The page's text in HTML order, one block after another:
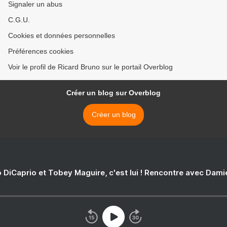
Signaler un abus
C.G.U.
Cookies et données personnelles
Préférences cookies
Voir le profil de Ricard Bruno sur le portail Overblog
Créer un blog sur Overblog
Créer un blog
DiCaprio et Tobey Maguire, c'est lui ! Rencontre avec